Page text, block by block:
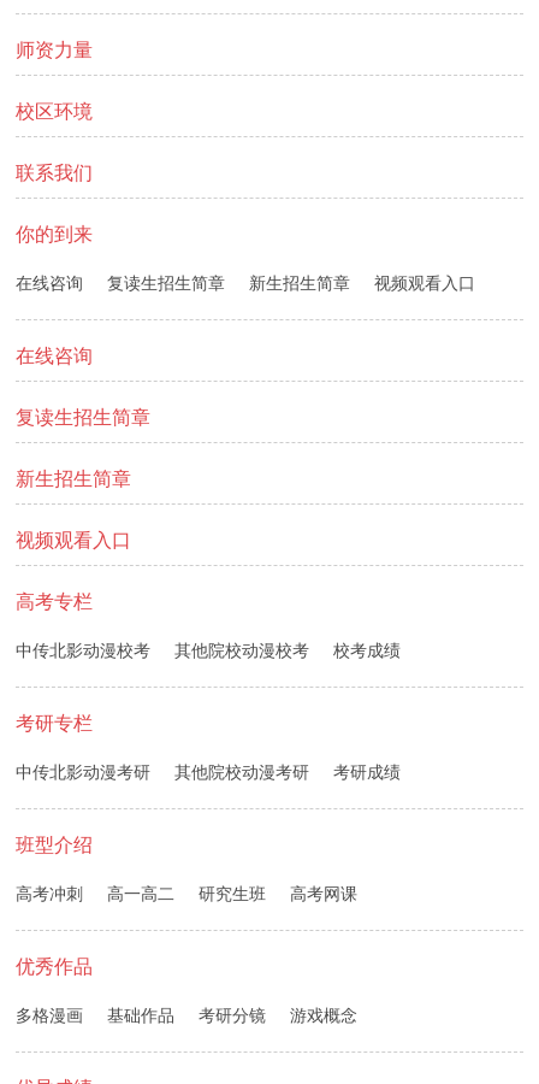
师资力量
校区环境
联系我们
你的到来
在线咨询 复读生招生简章 新生招生简章 视频观看入口
在线咨询
复读生招生简章
新生招生简章
视频观看入口
高考专栏
中传北影动漫校考 其他院校动漫校考 校考成绩
考研专栏
中传北影动漫考研 其他院校动漫考研 考研成绩
班型介绍
高考冲刺 高一高二 研究生班 高考网课
优秀作品
多格漫画 基础作品 考研分镜 游戏概念